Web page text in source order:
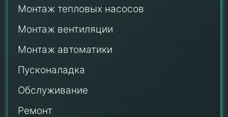
Монтаж тепловых насосов
Монтаж вентиляции
Монтаж автоматики
Пусконаладка
Обслуживание
Ремонт